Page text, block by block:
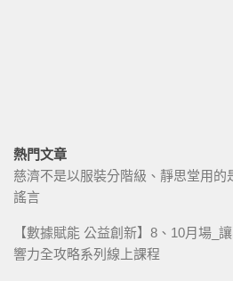
熱門文章
慈濟不是以服裝分階級、靜思堂用的
謠言
【數據賦能 公益創新】8、10月場_
響力全攻略系列線上課程